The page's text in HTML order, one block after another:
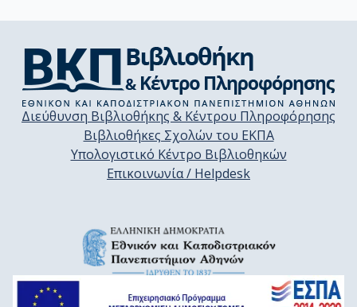
Διεύθυνση Βιβλιοθήκης & Κέντρου Πληροφόρησης
Βιβλιοθήκες Σχολών του ΕΚΠΑ
Υπολογιστικό Κέντρο Βιβλιοθηκών
Επικοινωνία / Helpdesk